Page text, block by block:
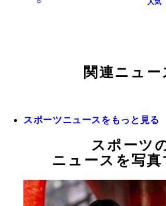
関連ニュー
スポーツニュースをもっと見る
スポーツ
ニュースを写真